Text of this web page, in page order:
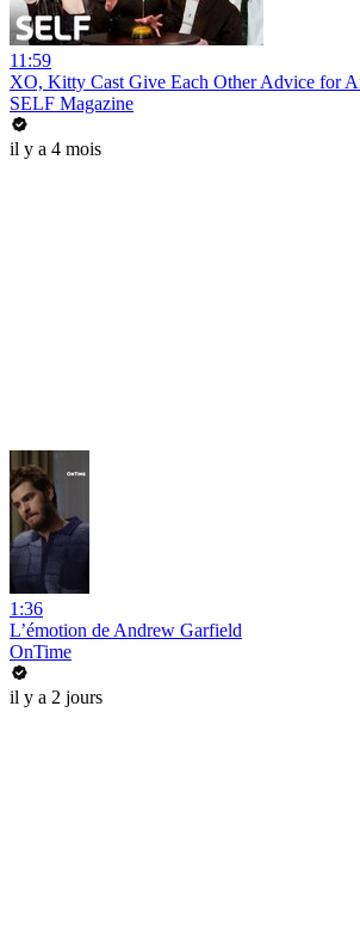
11:59
XO, Kitty Cast Give Each Other Advice for
SELF Magazine
il y a 4 mois
1:36
L’émotion de Andrew Garfield
OnTime
il y a 2 jours